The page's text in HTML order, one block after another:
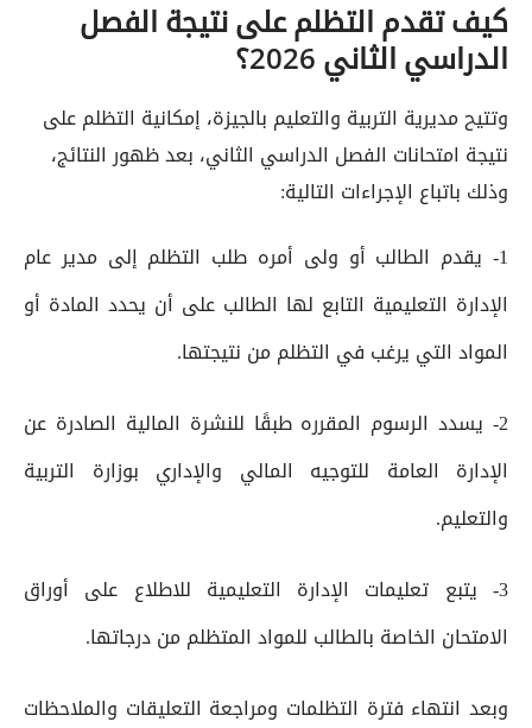
كيف تقدم التظلم على نتيجة الفصل
الدراسي الثاني 2026؟
وتتيح مديرية التربية والتعليم بالجيزة، إمكانية التظلم على
نتيجة امتحانات الفصل الدراسي الثاني، بعد ظهور النتائج،
وذلك باتباع الإجراءات التالية:
1- يقدم الطالب أو ولى أمره طلب التظلم إلى مدير عام
الإدارة التعليمية التابع لها الطالب على أن يحدد المادة أو
المواد التي يرغب في التظلم من نتيجتها.
2- يسدد الرسوم المقرره طبقًا للنشرة المالية الصادرة عن
الإدارة العامة للتوجيه المالي والإداري بوزارة التربية
والتعليم.
3- يتبع تعليمات الإدارة التعليمية للاطلاع على أوراق
الامتحان الخاصة بالطالب للمواد المتظلم من درجاتها.
وبعد انتهاء فترة التظلمات ومراجعة التعليقات والملاحظات